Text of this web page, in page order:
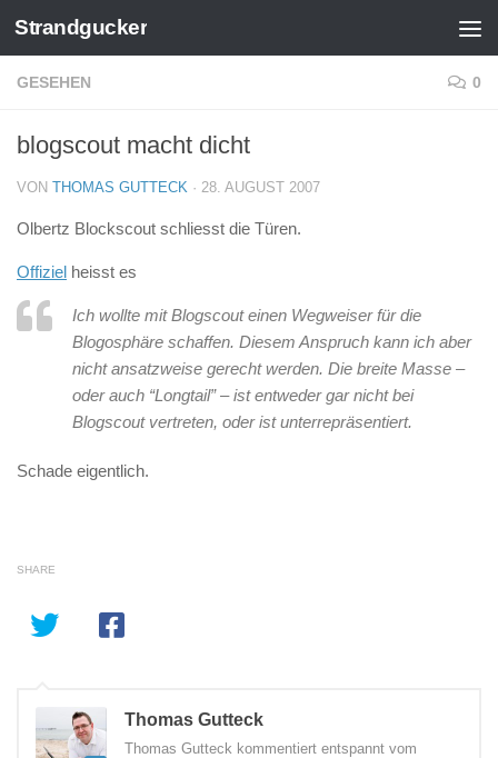
Zum Inhalt springen
Strandgucker
GESEHEN 0
blogscout macht dicht
VON THOMAS GUTTECK · 28. AUGUST 2007
Olbertz Blockscout schliesst die Türen.
Offiziel heisst es
Ich wollte mit Blogscout einen Wegweiser für die
Blogosphäre schaffen. Diesem Anspruch kann ich aber
nicht ansatzweise gerecht werden. Die breite Masse –
oder auch “Longtail” – ist entweder gar nicht bei
Blogscout vertreten, oder ist unterrepräsentiert.
Schade eigentlich.
SHARE
Thomas Gutteck
Thomas Gutteck kommentiert entspannt vom